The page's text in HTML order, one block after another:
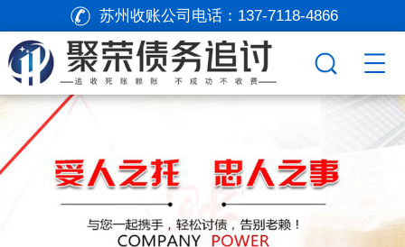
苏州收账公司电话： 137-7118-4866